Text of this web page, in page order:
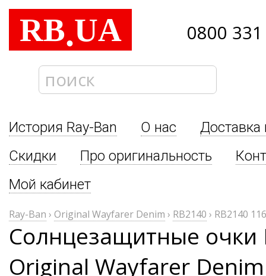
RB.UA 0800
История Ray-Ban О нас
Доставка
Скидки
Про оригинальность
Мой кабинет
Ray-Ban › Original Wayfarer Denim › RB2140 › RB2140
Солнцезащитные очки
Original Wayfarer